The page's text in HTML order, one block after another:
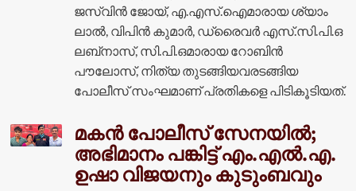
ജസ്‌വിൻ ജോയ്, എ.എസ്.ഐമാരായ ശ്യാം
ലാൽ, വിപിൻ കുമാർ, ഡ്രൈവർ എസ്.സി.പി.ഒ
ലബ്‌നാസ്, സി.പി.ഒമാരായ റോബിൻ
പൗലോസ്, നിത്യ തുടങ്ങിയവരടങ്ങിയ
പോലീസ് സംഘമാണ് പ്രതികളെ പിടികൂടിയത്.
മകൻ പോലീസ് സേനയിൽ;
അഭിമാനം പങ്കിട്ട് എം.എൽ.എ.
ഉഷാ വിജയനും കുടുംബവും